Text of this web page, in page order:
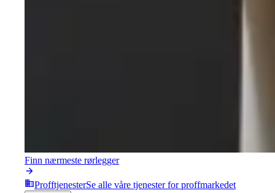
Finn nærmeste rørlegger
ProfftjenesterSe alle våre tjenester for proffmarkedet